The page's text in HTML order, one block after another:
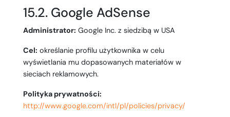
15.2. Google AdSense
Administrator: Google Inc. z siedzibą w USA
Cel: określanie profilu użytkownika w celu
wyświetlania mu dopasowanych materiałów w
sieciach reklamowych.
Polityka prywatności:
http://www.google.com/intl/pl/policies/privacy/